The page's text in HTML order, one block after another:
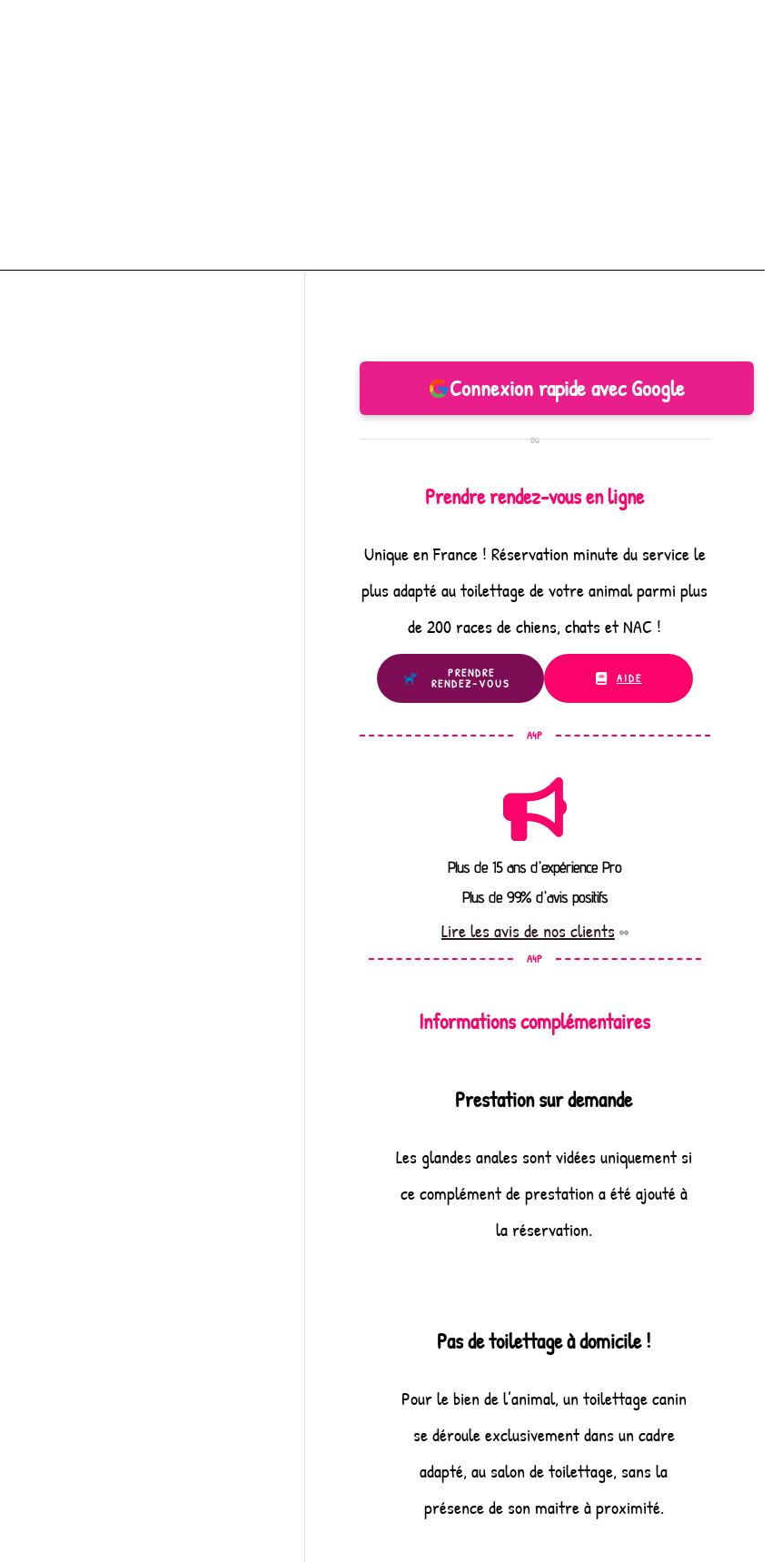
Connexion rapide avec Google
ou
Prendre rendez-vous en ligne
Unique en France ! Réservation minute du service le
plus adapté au toilettage de votre animal parmi plus
de 200 races de chiens, chats et NAC !
PRENDRE
RENDEZ-VOUS AIDE
A4P
Plus de 15 ans d'expérience Pro
Plus de 99% d'avis positifs
Lire les avis de nos clients
A4P
Informations complémentaires
Prestation sur demande
Les glandes anales sont vidées uniquement si
ce complément de prestation a été ajouté à
la réservation.
Pas de toilettage à domicile !
Pour le bien de l’animal, un toilettage canin
se déroule exclusivement dans un cadre
adapté, au salon de toilettage, sans la
présence de son maitre à proximité.